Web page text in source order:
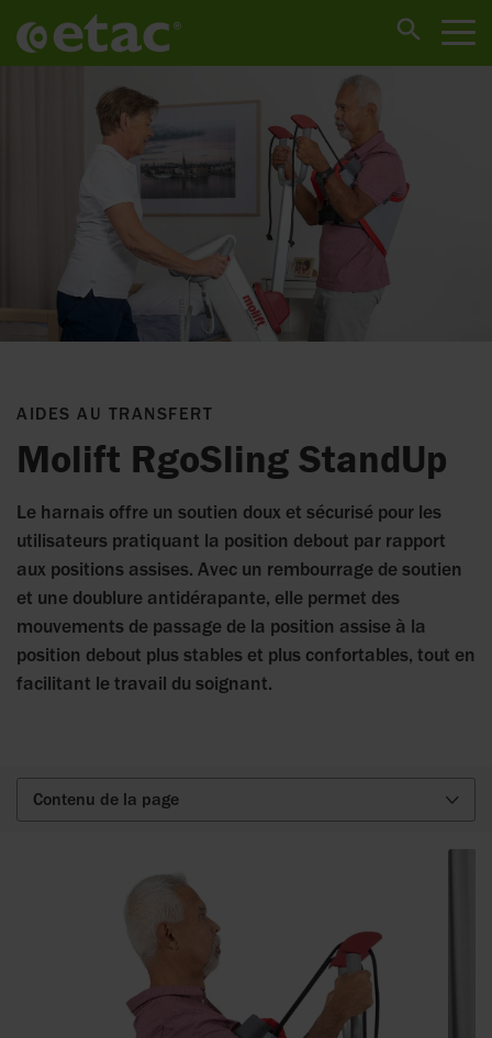
AIDES AU TRANSFERT
Molift RgoSling StandUp
Le harnais offre un soutien doux et sécurisé pour les
utilisateurs pratiquant la position debout par rapport
aux positions assises. Avec un rembourrage de soutien
et une doublure antidérapante, elle permet des
mouvements de passage de la position assise à la
position debout plus stables et plus confortables, tout en
facilitant le travail du soignant.
Contenu de la page